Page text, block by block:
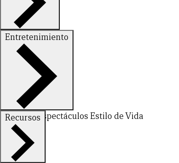
FinanzasOpinión
Entretenimiento
DeportesEspectáculos Estilo de Vida
Recursos